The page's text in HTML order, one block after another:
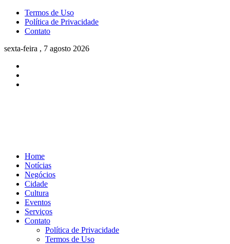
Termos de Uso
Política de Privacidade
Contato
sexta-feira , 7 agosto 2026
Home
Notícias
Negócios
Cidade
Cultura
Eventos
Serviços
Contato
Política de Privacidade
Termos de Uso